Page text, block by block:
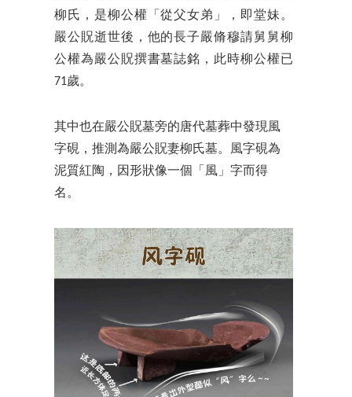
柳氏，是柳公權「從父女弟」，即堂妹。
嚴公貺逝世後，他的長子嚴脩穆請舅舅柳
公權為嚴公貺撰書墓誌銘，此時柳公權已
71歲。
其中也在嚴公貺墓旁的唐代墓葬中發現風
字硯， 推測為嚴公貺妻柳氏墓。 風字硯為
泥質紅陶，因形狀像一個「風」字而得
名。